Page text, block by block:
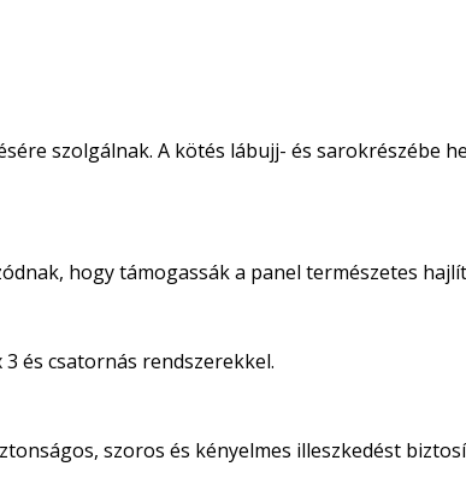
szolgálnak. A kötés lábujj- és sarokrészébe
hogy támogassák a panel természetes
és csatornás rendszerekkel.
szoros és kényelmes illeszkedést